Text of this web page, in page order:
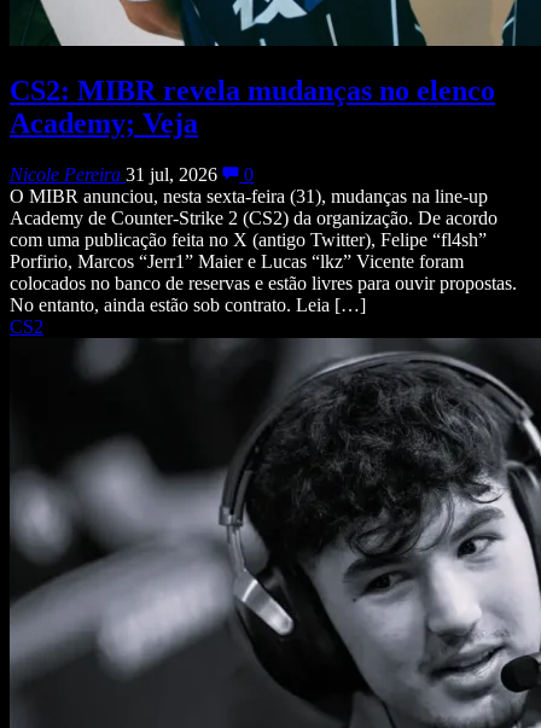
CS2: MIBR revela mudanças no elenco
Academy; Veja
Nicole Pereira 31 jul, 2026
0
O MIBR anunciou, nesta sexta-feira (31), mudanças na line-up
Academy de Counter-Strike 2 (CS2) da organização. De acordo
com uma publicação feita no X (antigo Twitter), Felipe “fl4sh”
Porfirio, Marcos “Jerr1” Maier e Lucas “lkz” Vicente foram
colocados no banco de reservas e estão livres para ouvir propostas.
No entanto, ainda estão sob contrato. Leia […]
CS2